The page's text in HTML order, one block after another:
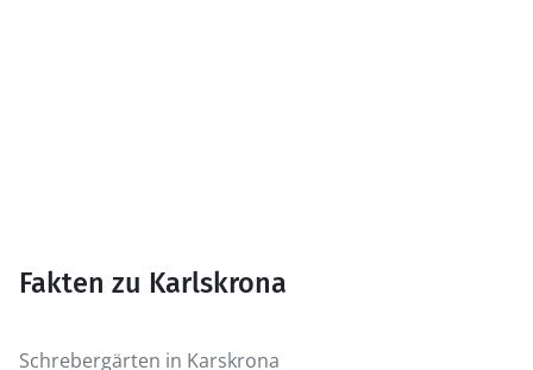
Schrebergärten in Karskrona
Fakten zu Karlskrona